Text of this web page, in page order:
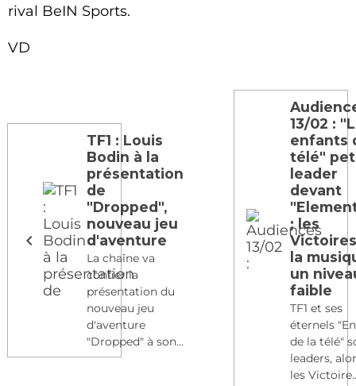
rival BeIN Sports.
VD
TF1 : Louis
Bodin à la
présentation
de
"Dropped",
nouveau jeu
d'aventure
La chaîne va
confier la
présentation du
nouveau jeu
d'aventure
"Dropped" à son...
13/02 :
enfants
télé"
leader
devant
; les
la
un
faible
TF1 et ses
éternels
de la télé"
leaders,
les